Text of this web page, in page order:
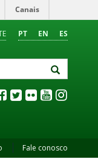
Canais
PT EN ES
Fale conosco